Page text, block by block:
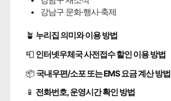
강남구 문화·행사·축제
🪴 누리집 의미와 이용 방법
📮 인터넷우체국 사전접수 할인 이용 방법
📦 국내우편/소포 또는 EMS 요금 계산 방법
📱 전화번호, 운영시간 확인 방법